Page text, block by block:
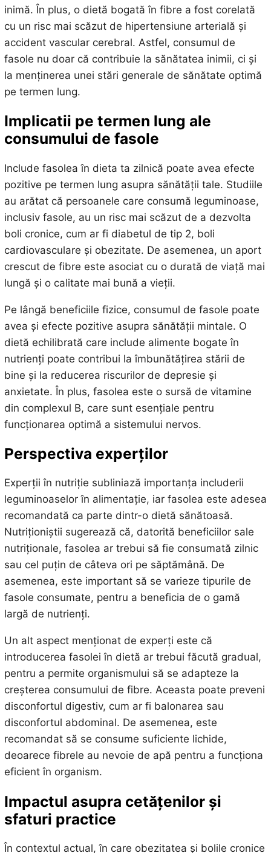
inimă. În plus, o dietă bogată în fibre a fost corelată
cu un risc mai scăzut de hipertensiune arterială și
accident vascular cerebral. Astfel, consumul de
fasole nu doar că contribuie la sănătatea inimii, ci și
la menținerea unei stări generale de sănătate optimă
pe termen lung.
Implicatii pe termen lung ale
consumului de fasole
Include fasolea în dieta ta zilnică poate avea efecte
pozitive pe termen lung asupra sănătății tale. Studiile
au arătat că persoanele care consumă leguminoase,
inclusiv fasole, au un risc mai scăzut de a dezvolta
boli cronice, cum ar fi diabetul de tip 2, boli
cardiovasculare și obezitate. De asemenea, un aport
crescut de fibre este asociat cu o durată de viață mai
lungă și o calitate mai bună a vieții.
Pe lângă beneficiile fizice, consumul de fasole poate
avea și efecte pozitive asupra sănătății mintale. O
dietă echilibrată care include alimente bogate în
nutrienți poate contribui la îmbunătățirea stării de
bine și la reducerea riscurilor de depresie și
anxietate. În plus, fasolea este o sursă de vitamine
din complexul B, care sunt esențiale pentru
funcționarea optimă a sistemului nervos.
Perspectiva experților
Experții în nutriție subliniază importanța includerii
leguminoaselor în alimentație, iar fasolea este adesea
recomandată ca parte dintr-o dietă sănătoasă.
Nutriționiștii sugerează că, datorită beneficiilor sale
nutriționale, fasolea ar trebui să fie consumată zilnic
sau cel puțin de câteva ori pe săptămână. De
asemenea, este important să se varieze tipurile de
fasole consumate, pentru a beneficia de o gamă
largă de nutrienți.
Un alt aspect menționat de experți este că
introducerea fasolei în dietă ar trebui făcută gradual,
pentru a permite organismului să se adapteze la
creșterea consumului de fibre. Aceasta poate preveni
disconfortul digestiv, cum ar fi balonarea sau
disconfortul abdominal. De asemenea, este
recomandat să se consume suficiente lichide,
deoarece fibrele au nevoie de apă pentru a funcționa
eficient în organism.
Impactul asupra cetățenilor și
sfaturi practice
În contextul actual, în care obezitatea și bolile cronice